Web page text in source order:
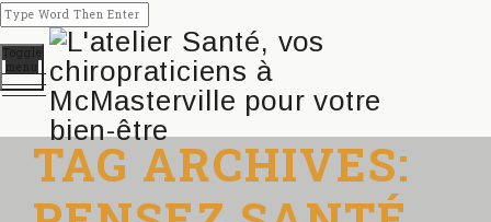
Toggle
menu
TAG ARCHIVES: